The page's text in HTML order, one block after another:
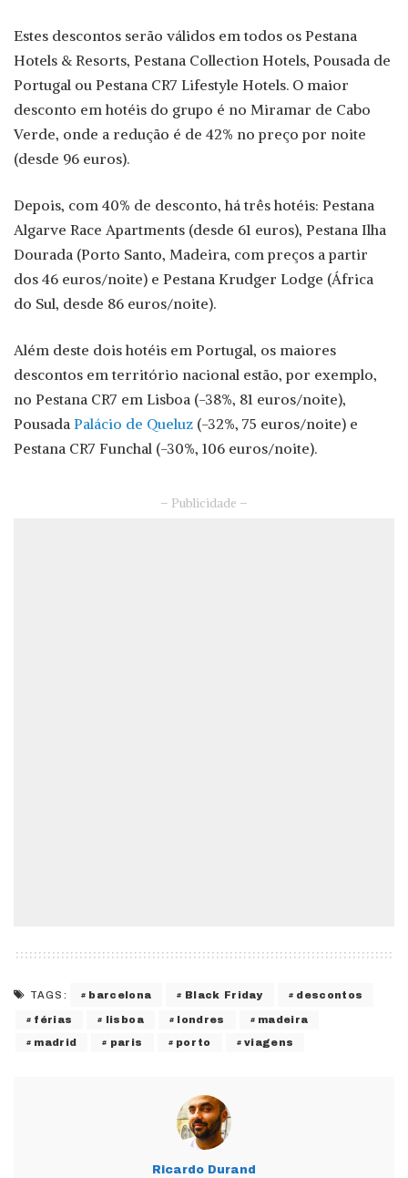
Estes descontos serão válidos em todos os Pestana
Hotels & Resorts, Pestana Collection Hotels, Pousada de
Portugal ou Pestana CR7 Lifestyle Hotels. O maior
desconto em hotéis do grupo é no Miramar de Cabo
Verde, onde a redução é de 42% no preço por noite
(desde 96 euros).
Depois, com 40% de desconto, há três hotéis: Pestana
Algarve Race Apartments (desde 61 euros), Pestana Ilha
Dourada (Porto Santo, Madeira, com preços a partir
dos 46 euros/noite) e Pestana Krudger Lodge (África
do Sul, desde 86 euros/noite).
Além deste dois hotéis em Portugal, os maiores
descontos em território nacional estão, por exemplo,
no Pestana CR7 em Lisboa (-38%, 81 euros/noite),
Pousada Palácio de Queluz (-32%, 75 euros/noite) e
Pestana CR7 Funchal (-30%, 106 euros/noite).
– Publicidade –
TAGS: barcelona Black Friday descontos
férias lisboa londres madeira
madrid paris porto viagens
Ricardo Durand